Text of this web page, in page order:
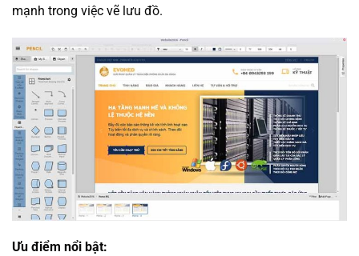
mạnh trong việc vẽ lưu đồ.
Ưu điểm nổi bật: